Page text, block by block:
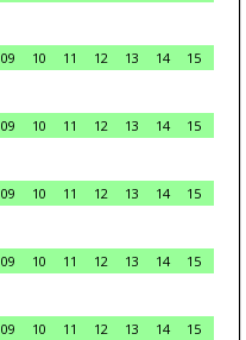
09 10 11 12 13 14
15
09 10 11 12 13 14
15
09 10 11 12 13 14
15
09 10 11 12 13 14
15
09 10 11 12 13 14 15